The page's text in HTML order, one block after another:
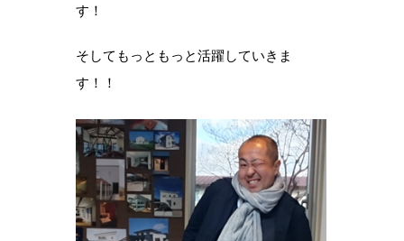
す！
そしてもっともっと活躍していきま
す！！